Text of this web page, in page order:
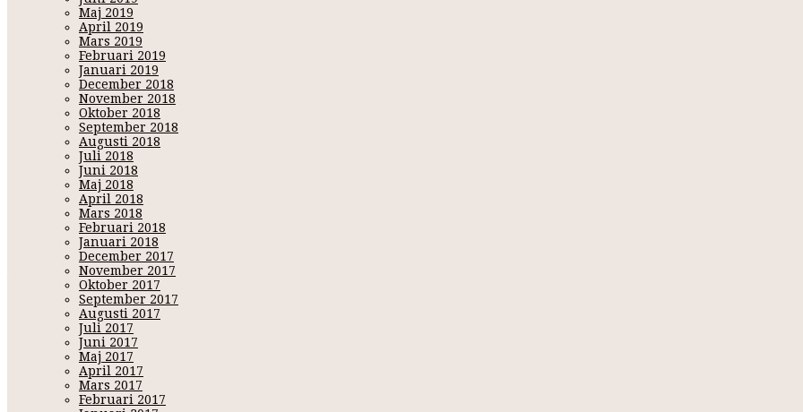
Maj 2019
April 2019
Mars 2019
Februari 2019
Januari 2019
December 2018
November 2018
Oktober 2018
September 2018
Augusti 2018
Juli 2018
Juni 2018
Maj 2018
April 2018
Mars 2018
Februari 2018
Januari 2018
December 2017
November 2017
Oktober 2017
September 2017
Augusti 2017
Juli 2017
Juni 2017
Maj 2017
April 2017
Mars 2017
Februari 2017
När jag dricker alkohol så biter jag ner mina naglar, AJJA BAJJA KARLSSON!!
Jag kan ha OTROLIGT svårt att bestämma mig för något ibland, velsvea nr 1. Så blir det nått impuls så det blir helt fel istället..
Shoppa för mycket!!!
OM jag blir kär så sätter jag den personen höööögt på en pedistal.
Har otroligt svårt att bestämma mig för vad jag ha för kläder på mig innan jag går utanför dörren. Här kommer velsvea in
kläder 1 miljon ggr. Det vet nog dom flesta som varit här och gjort iordning sig för fest. Jag kan hålla på ända tills vi ska till och
7. Fem saker du gillar att göra?
Laga mat
Njuta av god mat tillsammans med vänner/familj
Köra bil fort
Vara med min son tänker jag inte ens skriva med för det är en självklarhet...
8. Fem saker du aldrig skulle klä dig i/eller köpa?
– Äkta päls
Kommer inte på mer nu..
9. Fem favorit leksaker?
• Laptopen
• Iphonen
• Ska man skriva massagestav här?;)